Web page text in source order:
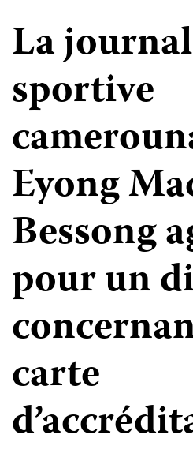
La
sportive
Eyong
Bessong
pour un
carte